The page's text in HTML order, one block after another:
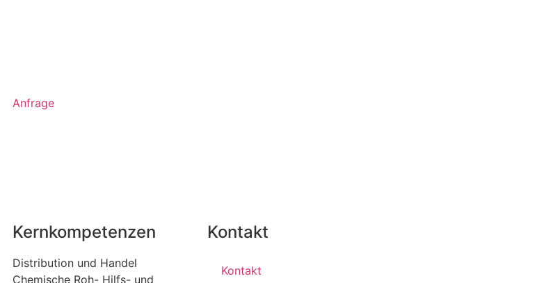
Anfrage
Kernkompetenzen
Distribution und Handel
Chemische Roh- Hilfs- und
Kontakt
Kontakt